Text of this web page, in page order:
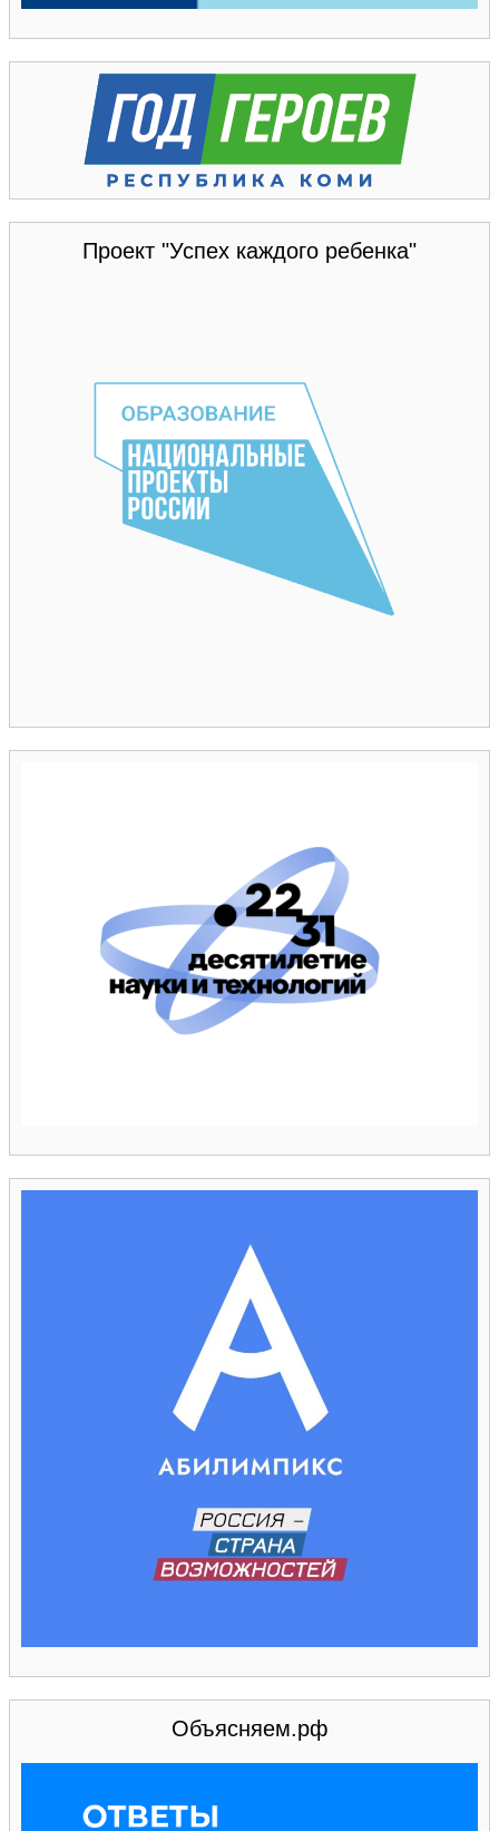
Проект "Успех каждого ребенка"
Объясняем.рф